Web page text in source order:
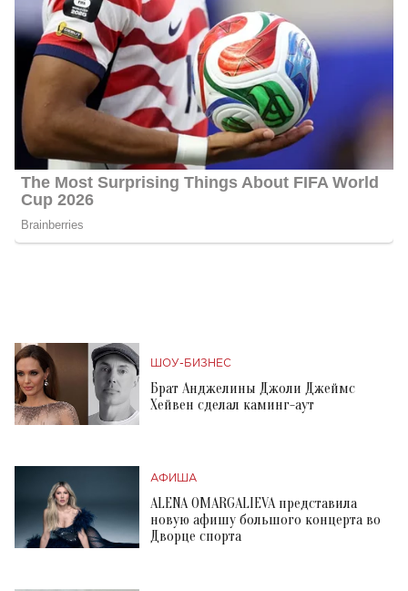
ШОУ-БИЗНЕС
Брат Анджелины Джоли Джеймс
Хейвен сделал каминг-аут
АФИША
ALENA OMARGALIEVA представила
новую афишу большого концерта во
Дворце спорта